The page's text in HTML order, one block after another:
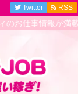
仕事情報が満載！！
Twitter RSS